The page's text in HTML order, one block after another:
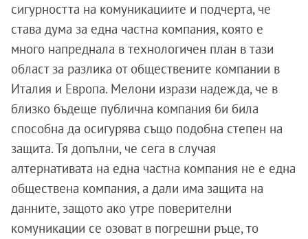
сигурността на комуникациите и подчерта, че
става дума за една частна компания, която е
много напреднала в технологичен план в тази
област за разлика от обществените компании в
Италия и Европа. Мелони изрази надежда, че в
близко бъдеще публична компания би била
способна да осигурява също подобна степен на
защита. Тя допълни, че сега в случая
алтернативата на една частна компания не е една
обществена компания, а дали има защита на
данните, защото ако утре поверителни
комуникации се озоват в погрешни ръце, то